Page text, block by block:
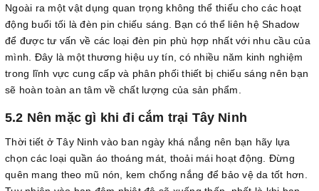
Ngoài ra một vật dụng quan trọng không thể thiếu cho các hoạt
động buổi tối là đèn pin chiếu sáng. Bạn có thể liên hệ Shadow
để được tư vấn về các loại đèn pin phù hợp nhất với nhu cầu của
mình. Đây là một thương hiệu uy tín, có nhiều năm kinh nghiệm
trong lĩnh vực cung cấp và phân phối thiết bị chiếu sáng nên bạn
sẽ hoàn toàn an tâm về chất lượng của sản phẩm.
5.2 Nên mặc gì khi đi cắm trại Tây Ninh
Thời tiết ở Tây Ninh vào ban ngày khá nắng nên bạn hãy lựa
chọn các loại quần áo thoáng mát, thoải mái hoạt động. Đừng
quên mang theo mũ nón, kem chống nắng để bảo vệ da tốt hơn.